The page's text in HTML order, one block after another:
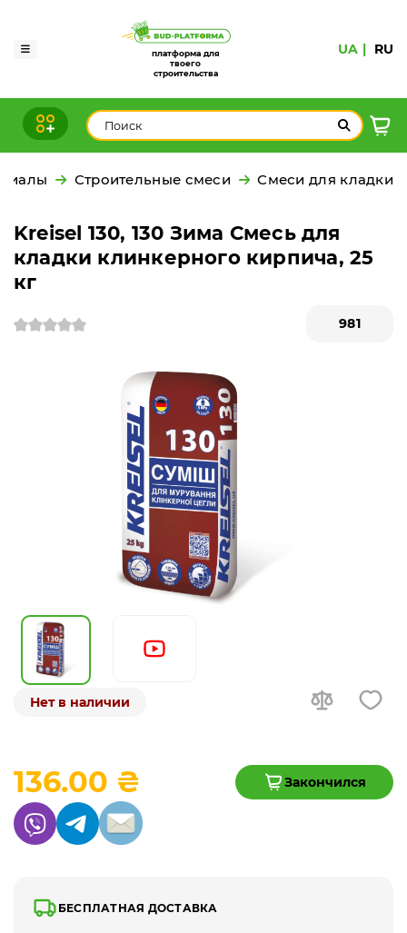
платформа для
твоего
строительства
UA RU
Строительные смеси Смеси для кладки
Kreisel 130, 130 Зима Смесь для
кладки клинкерного кирпича, 25
кг
981
Нет в наличии
136.00 ₴ Закончился
БЕСПЛАТНАЯ ДОСТАВКА